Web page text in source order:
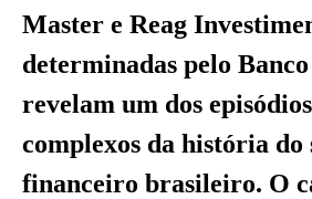
Master e Reag
determinadas pelo
revelam um dos
complexos da história do
financeiro brasileiro. O